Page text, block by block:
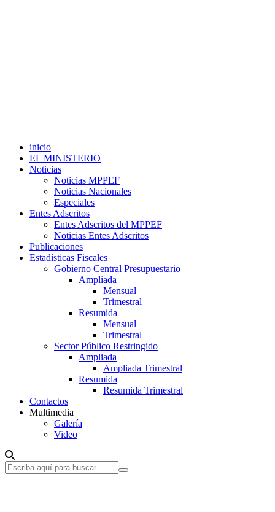
inicio
EL MINISTERIO
Noticias
Noticias MPPEF
Noticias Nacionales
Especiales
Entes Adscritos
Entes Adscritos del MPPEF
Noticias Entes Adscritos
Publicaciones
Estadísticas Fiscales
Gobierno Central Presupuestario
Ampliada
Mensual
Trimestral
Resumida
Mensual
Trimestral
Sector Público Restringido
Ampliada
Ampliada Trimestral
Resumida
Resumida Trimestral
Contactos
Multimedia
Galería
Video